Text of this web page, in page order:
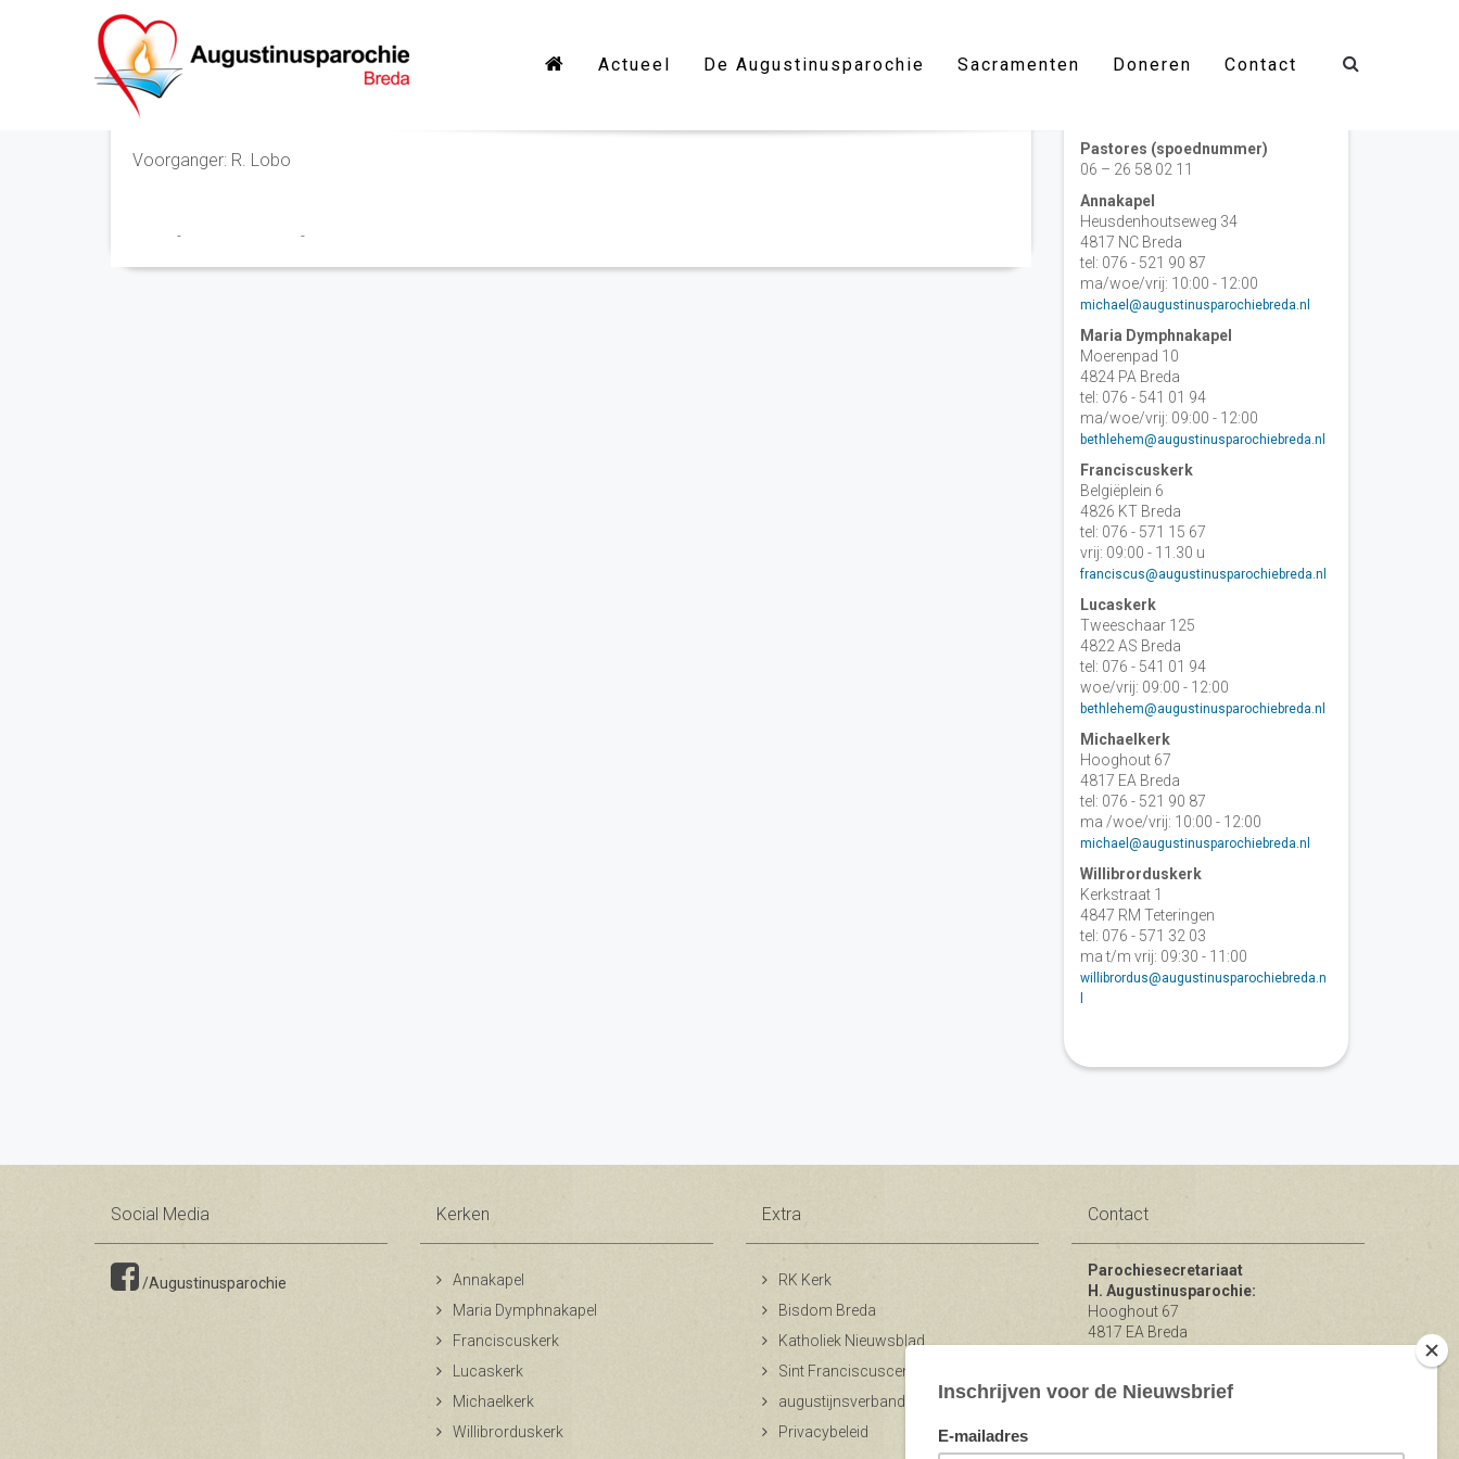
Actueel De Augustinusparochie Sacramenten Doneren Contact
Eucharistieviering
Voorganger: R. Lobo
- -
Pastores (spoednummer)
06 – 26 58 02 11
Annakapel
Heusdenhoutseweg 34
4817 NC Breda
tel: 076 - 521 90 87
ma/woe/vrij: 10:00 - 12:00
michael@augustinusparochiebreda.nl
Maria Dymphnakapel
Moerenpad 10
4824 PA Breda
tel: 076 - 541 01 94
ma/woe/vrij: 09:00 - 12:00
bethlehem@augustinusparochiebreda.nl
Franciscuskerk
Belgiëplein 6
4826 KT Breda
tel: 076 - 571 15 67
vrij: 09:00 - 11.30 u
franciscus@augustinusparochiebreda.nl
Lucaskerk
Tweeschaar 125
4822 AS Breda
tel: 076 - 541 01 94
woe/vrij: 09:00 - 12:00
bethlehem@augustinusparochiebreda.nl
Michaelkerk
Hooghout 67
4817 EA Breda
tel: 076 - 521 90 87
ma /woe/vrij: 10:00 - 12:00
michael@augustinusparochiebreda.nl
Willibrorduskerk
Kerkstraat 1
4847 RM Teteringen
tel: 076 - 571 32 03
ma t/m vrij: 09:30 - 11:00
willibrordus@augustinusparochiebreda.n
Social Media
/Augustinusparochie
Kerken
Annakapel
Maria Dymphnakapel
Franciscuskerk
Lucaskerk
Michaelkerk
Willibrorduskerk
Extra
RK Kerk
Bisdom Breda
Katholiek Nieuwsblad
Sint Franciscuscentrum
augustijnsverband.nl
Privacybeleid
Contact
Parochiesecretariaat
H. Augustinusparochie:
Hooghout 67
4817 EA Breda
Bereikbaar op ma-woe-vrijdag van